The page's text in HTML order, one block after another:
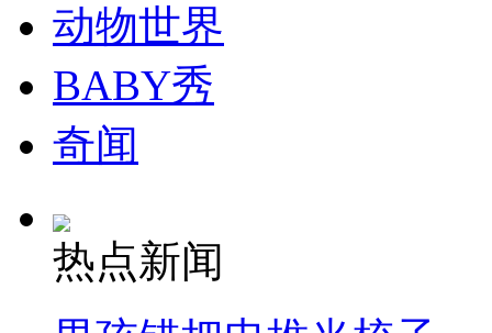
纽约上演“枕头大战”
司机酒驾遇交警 急速倒车逃窜
动物世界
BABY秀
奇闻
热点新闻